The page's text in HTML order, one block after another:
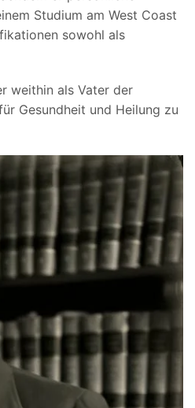
Studium am West Coast
sowohl als
weithin als Vater der
Gesundheit und Heilung zu